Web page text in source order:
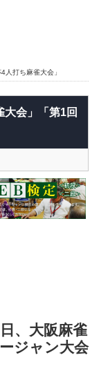
人打ち麻雀大会」
大会」「第1回
、大阪麻雀
ジャン大会